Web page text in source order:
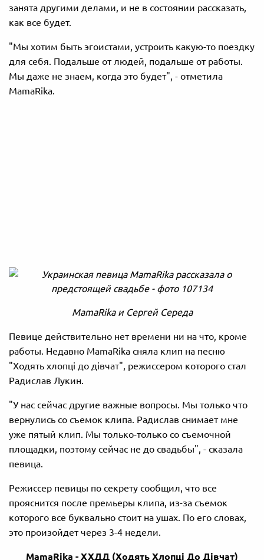
занята другими делами, и не в состоянии рассказать,
как все будет.
"Мы хотим быть эгоистами, устроить какую-то поездку
для себя. Подальше от людей, подальше от работы.
Мы даже не знаем, когда это будет", - отметила
MamaRika.
MamaRika и Сергей Середа
Певице действительно нет времени ни на что, кроме
работы. Недавно MamaRika сняла клип на песню
"Ходять хлопці до дівчат", режиссером которого стал
Радислав Лукин.
"У нас сейчас другие важные вопросы. Мы только что
вернулись со съемок клипа. Радислав снимает мне
уже пятый клип. Мы только-только со съемочной
площадки, поэтому сейчас не до свадьбы", - сказала
певица.
Режиссер певицы по секрету сообщил, что все
прояснится после премьеры клипа, из-за съемок
которого все буквально стоит на ушах. По его словах,
это произойдет через 3-4 недели.
MamaRika - ХХДД (Ходять Хлопці До Дівчат)